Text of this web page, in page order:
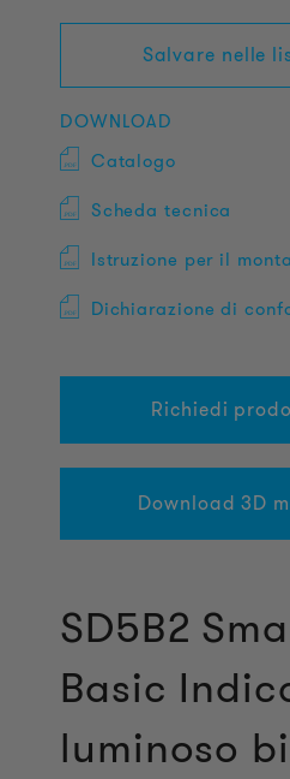
Salvare nelle
DOWNLOAD
Catalogo
Scheda tecnica
Istruzione per il
Dichiarazione di
Richiedi
Download 3D
SD5B2
Basic
luminoso